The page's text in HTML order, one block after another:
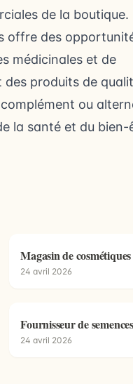
de la boutique.
offre des
médicinales et de
produits de
ou
la santé et du bien-
Magasin de cosmétiques
24 avril 2026
Fournisseur de semences
24 avril 2026